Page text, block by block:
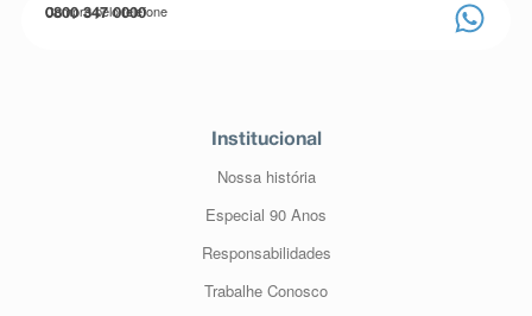
Compre pelo telefone
0800 347 0000
Institucional
Nossa história
Especial 90 Anos
Responsabilidades
Trabalhe Conosco